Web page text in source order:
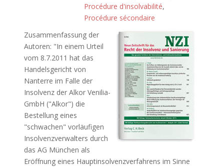
Procédure d'insolvabilité,
Procédure sécondaire
Zusammenfassung der
Autoren: "In einem Urteil
vom 8.7.2011 hat das
Handelsgericht von
Nanterre im Falle der
Insolvenz der Alkor Venilia-
GmbH ("Alkor") die
Bestellung eines
"schwachen" vorläufigen
Insolvenzverwalters durch
das AG München als
Eröffnung eines Hauptinsolvenzverfahrens im Sinne